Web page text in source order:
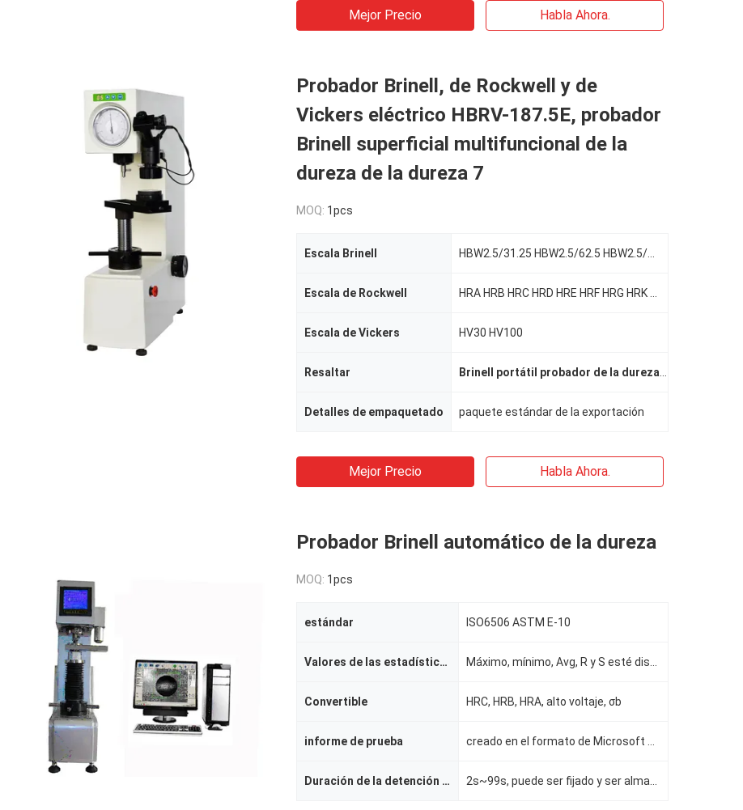
Mejor Precio Habla Ahora.
Probador Brinell, de Rockwell y de
Vickers eléctrico HBRV-187.5E, probador
Brinell superficial multifuncional de la
dureza de la dureza 7
MOQ: 1pcs
Escala Brinell
Escala de Rockwell
Escala de Vickers HV30 HV100
Resaltar Brinell portátil probador de la dureza
Detalles de empaquetado paquete estándar de la exportación
Mejor Precio Habla Ahora.
Probador Brinell automático de la dureza
MOQ: 1pcs
estándar ISO6506 ASTM E-10
Valores de las estadísticas
Convertible HRC, HRB, HRA, alto voltaje, σb
informe de prueba
Duración de la detención de la carga